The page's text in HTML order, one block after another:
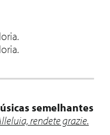
semelhantes
rendete grazie.